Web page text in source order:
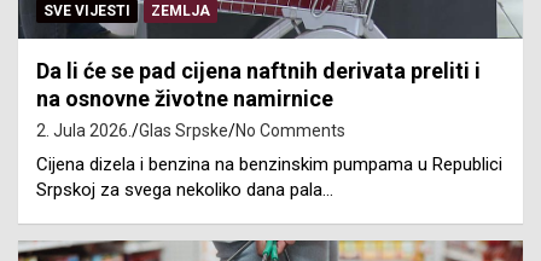
SVE VIJESTI ZEMLJA
Da li će se pad cijena naftnih derivata preliti i
na osnovne životne namirnice
2. Jula 2026. Glas Srpske No Comments
Cijena dizela i benzina na benzinskim pumpama u Republici
Srpskoj za svega nekoliko dana pala…